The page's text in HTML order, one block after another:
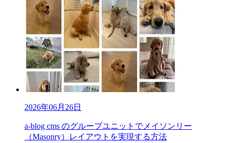
2026年06月26日
a-blog cms のグループユニットでメイソンリー
（Masonry）レイアウトを実現する方法